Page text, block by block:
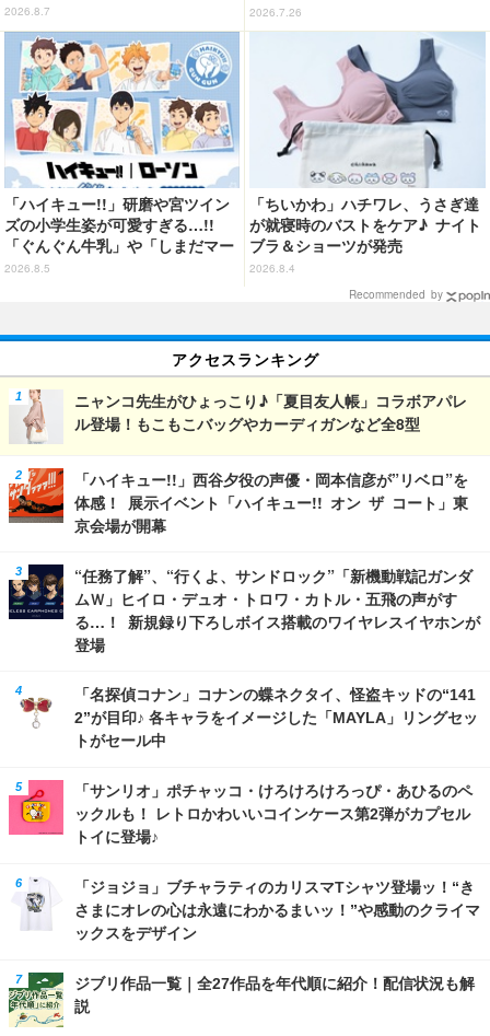
Tシャツなどミニコレクション登
場
2026.8.7
ュアが登場
2026.7.26
「ハイキュー!!」研磨や宮ツイン
ズの小学生姿が可愛すぎる…!!
「ぐんぐん牛乳」や「しまだマー
ト」デザインのグッズも!? ロー
2026.8.5
「ちいかわ」ハチワレ、うさぎ達
が就寝時のバストをケア♪ ナイト
ブラ＆ショーツが発売
2026.8.4
Recommended by
アクセスランキング
ニャンコ先生がひょっこり♪「夏目友人帳」コラボアパレ
ル登場！もこもこバッグやカーディガンなど全8型
「ハイキュー!!」西谷夕役の声優・岡本信彦が”リベロ”を
体感！ 展示イベント「ハイキュー!! オン ザ コート」東
京会場が開幕
“任務了解”、“行くよ、サンドロック”「新機動戦記ガンダ
ムＷ」ヒイロ・デュオ・トロワ・カトル・五飛の声がす
る…！ 新規録り下ろしボイス搭載のワイヤレスイヤホンが
登場
「名探偵コナン」コナンの蝶ネクタイ、怪盗キッドの“141
2”が目印♪ 各キャラをイメージした「MAYLA」リングセッ
トがセール中
「サンリオ」ポチャッコ・けろけろけろっぴ・あひるのペ
ックルも！ レトロかわいいコインケース第2弾がカプセル
トイに登場♪
「ジョジョ」ブチャラティのカリスマTシャツ登場ッ！“き
さまにオレの心は永遠にわかるまいッ！”や感動のクライマ
ックスをデザイン
ジブリ作品一覧｜全27作品を年代順に紹介！配信状況も解
説